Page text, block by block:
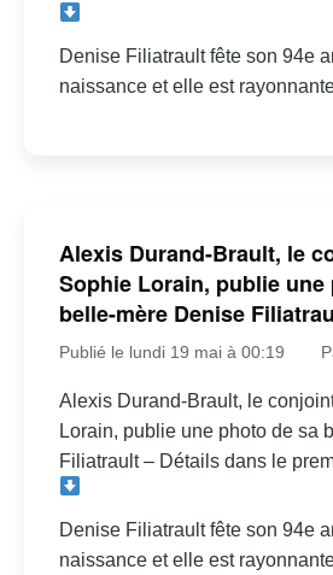
Denise Filiatrault fête son 94e
naissance et elle est
Alexis Durand-Brault, le
Sophie Lorain, publie une
belle-mère Denise
Publié le lundi 19 mai à 00:19
Alexis Durand-Brault, le
Lorain, publie une photo de sa
Filiatrault – Détails dans le
Denise Filiatrault fête son 94e
naissance et elle est